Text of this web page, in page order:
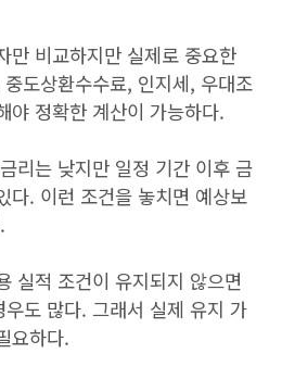
만 비교하지만 실제로 중요한
도상환수수료, 인지세, 우대조
야 정확한 계산이 가능하다.
리는 낮지만 일정 기간 이후 금
다. 이런 조건을 놓치면 예상보
실적 조건이 유지되지 않으면
도 많다. 그래서 실제 유지 가
요하다.